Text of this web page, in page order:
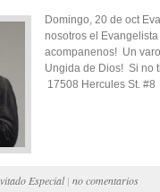
Domingo, 20 de oct
nosotros el
acompanenos! Un
Ungida de Dios! Si no
17508 Hercules St.
Especial| no comentarios